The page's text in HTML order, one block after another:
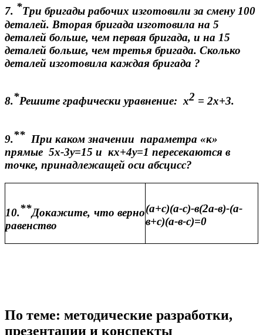
7. *Три бригады рабочих изготовили за смену 100
деталей. Вторая бригада изготовила на 5
деталей больше, чем первая бригада, и на 15
деталей больше, чем третья бригада. Сколько
деталей изготовила каждая бригада ?
8.*Решите графически уравнение: х2 = 2х+3.
9.** При каком значении параметра «к»
прямые 5х-3у=15 и кх+4у=1 пересекаются в
точке, принадлежащей оси абсцисс?
10.**Докажите, что верно
равенство
(а+с)(а-с)-в(2а-в)-(а-
в+с)(а-в-с)=0
По теме: методические разработки,
презентации и конспекты